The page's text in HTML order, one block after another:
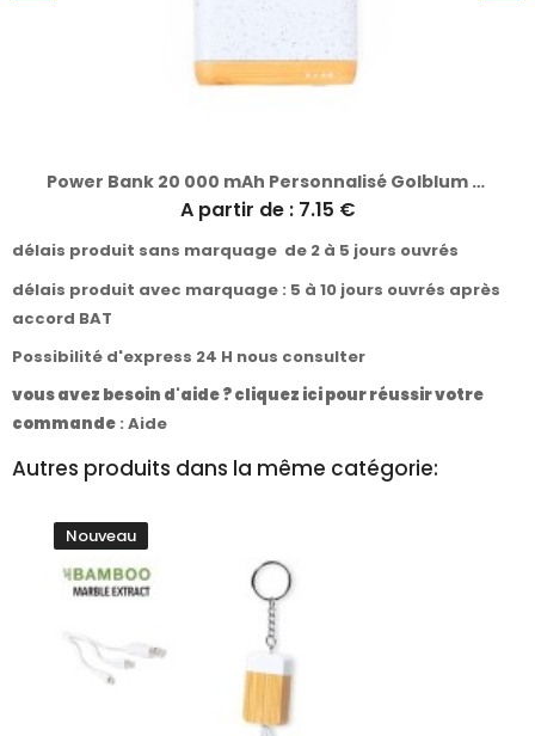
Power Bank 20 000 mAh Personnalisé Golblum Pas Cher
A partir de : 7.15 €
délais produit sans marquage de 2 à 5 jours ouvrés
délais produit avec marquage : 5 à 10 jours ouvrés après
accord BAT
Possibilité d'express 24 H nous consulter
vous avez besoin d'aide ? cliquez ici pour réussir votre
commande : Aide
Autres produits dans la même catégorie:
Nouveau